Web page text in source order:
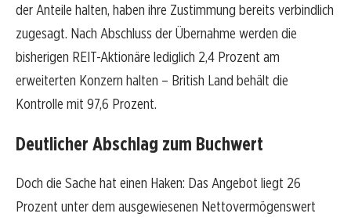
der Anteile halten, haben ihre Zustimmung bereits verbindlich
zugesagt. Nach Abschluss der Übernahme werden die
bisherigen REIT-Aktionäre lediglich 2,4 Prozent am
erweiterten Konzern halten – British Land behält die
Kontrolle mit 97,6 Prozent.
Deutlicher Abschlag zum Buchwert
Doch die Sache hat einen Haken: Das Angebot liegt 26
Prozent unter dem ausgewiesenen Nettovermögenswert